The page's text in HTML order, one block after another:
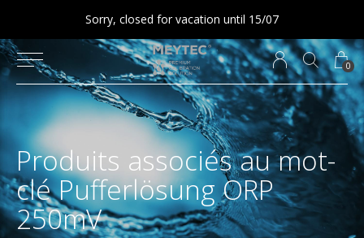
0
Sorry, closed for vacation until 15/07
Produits associés au mot-
clé Pufferlösung ORP
250mV